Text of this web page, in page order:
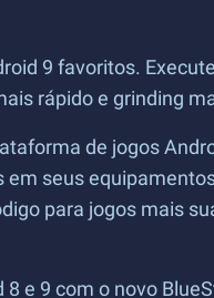
9 favoritos.
rápido e grinding
de jogos
seus
para jogos mais
e 9 com o novo